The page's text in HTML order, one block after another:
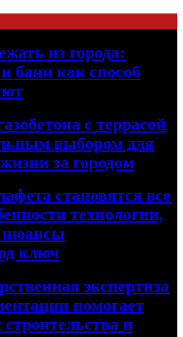
из города:
бани как способ
с террасой
выбором для
за городом
становятся все
технологии,
нюансы
ключ
экспертиза
помогает
и